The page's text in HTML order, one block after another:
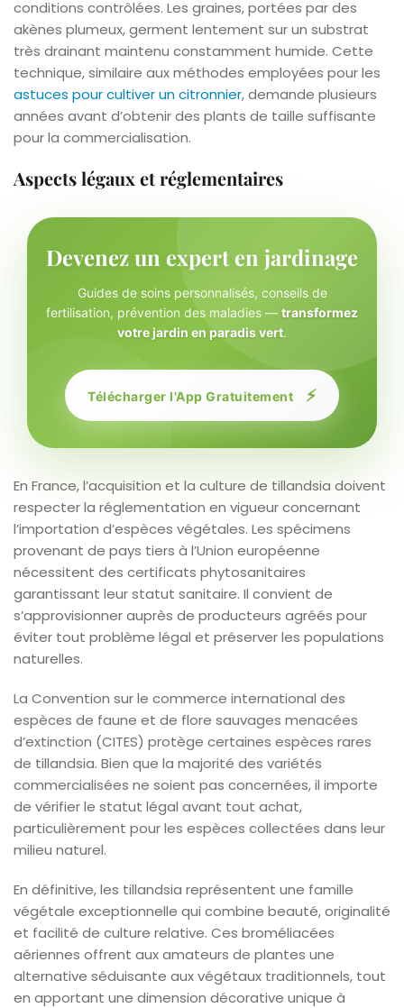
conditions contrôlées. Les graines, portées par des
akènes plumeux, germent lentement sur un substrat
très drainant maintenu constamment humide. Cette
technique, similaire aux méthodes employées pour les
astuces pour cultiver un citronnier, demande plusieurs
années avant d’obtenir des plants de taille suffisante
pour la commercialisation.
Aspects légaux et réglementaires
Devenez un expert en jardinage
Guides de soins personnalisés, conseils de
fertilisation, prévention des maladies — transformez
votre jardin en paradis vert.
Télécharger l'App Gratuitement ⚡
En France, l’acquisition et la culture de tillandsia doivent
respecter la réglementation en vigueur concernant
l’importation d’espèces végétales. Les spécimens
provenant de pays tiers à l’Union européenne
nécessitent des certificats phytosanitaires
garantissant leur statut sanitaire. Il convient de
s’approvisionner auprès de producteurs agréés pour
éviter tout problème légal et préserver les populations
naturelles.
La Convention sur le commerce international des
espèces de faune et de flore sauvages menacées
d’extinction (CITES) protège certaines espèces rares
de tillandsia. Bien que la majorité des variétés
commercialisées ne soient pas concernées, il importe
de vérifier le statut légal avant tout achat,
particulièrement pour les espèces collectées dans leur
milieu naturel.
En définitive, les tillandsia représentent une famille
végétale exceptionnelle qui combine beauté, originalité
et facilité de culture relative. Ces broméliacées
aériennes offrent aux amateurs de plantes une
alternative séduisante aux végétaux traditionnels, tout
en apportant une dimension décorative unique à